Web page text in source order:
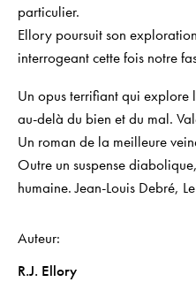
particulier.
Ellory poursuit son
interrogeant cette fois notre
Un opus terrifiant qui explore
au-delà du bien et du mal.
Un roman de la meilleure
Outre un suspense
humaine.Jean-Louis Debré,
Auteur
R.J. Ellory